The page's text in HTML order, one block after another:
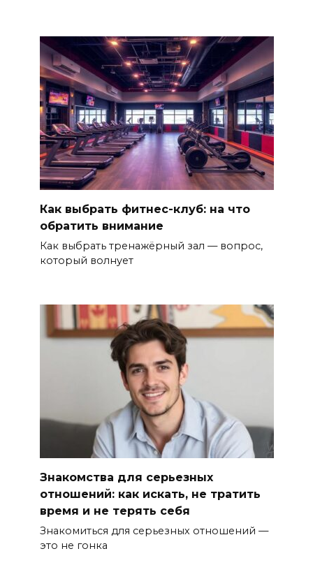
Как выбрать фитнес-клуб: на что
обратить внимание
Как выбрать тренажёрный зал — вопрос,
который волнует
Знакомства для серьезных
отношений: как искать, не тратить
время и не терять себя
Знакомиться для серьезных отношений —
это не гонка